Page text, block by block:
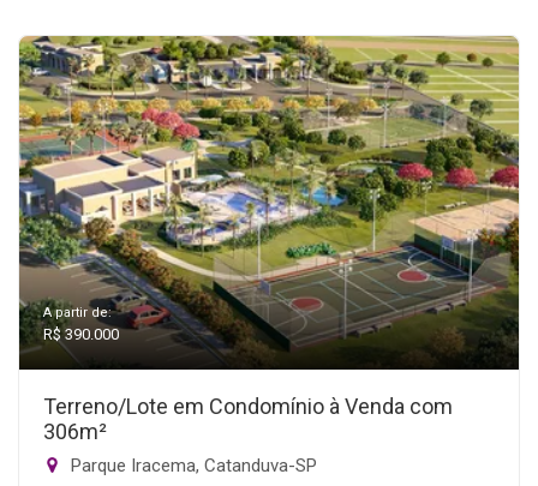
A partir de:
R$ 390.000
Terreno/Lote em Condomínio à Venda com
306m²
Parque Iracema, Catanduva-SP